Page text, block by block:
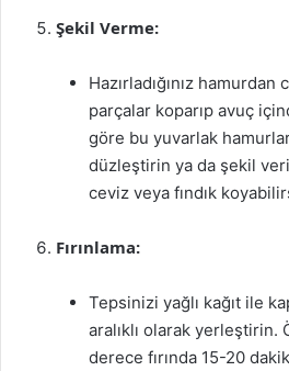
Şekil Verme:
Hazırladığınız
parçalar koparıp avuç
göre bu yuvarlak
düzleştirin ya da şekil
ceviz veya fındık
Fırınlama:
Tepsinizi yağlı kağıt ile
aralıklı olarak yerleştirin.
derece fırında 15-20